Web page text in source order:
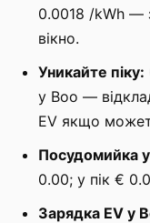
0.0018 /kWh —
вікно.
Уникайте піку:
у Boo —
EV якщо
Посудомийка
0.00; у пік €
Зарядка EV у